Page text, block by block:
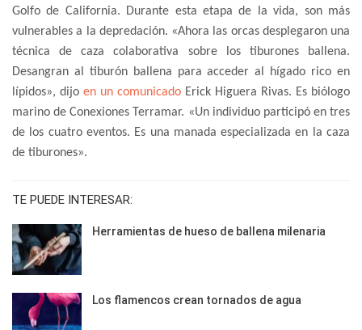
Golfo de California. Durante esta etapa de la vida, son más
vulnerables a la depredación. «Ahora las orcas desplegaron una
técnica de caza colaborativa sobre los tiburones ballena.
Desangran al tiburón ballena para acceder al hígado rico en
lípidos», dijo en un comunicado Erick Higuera Rivas. Es biólogo
marino de Conexiones Terramar. «Un individuo participó en tres
de los cuatro eventos. Es una manada especializada en la caza
de tiburones».
TE PUEDE INTERESAR:
Herramientas de hueso de ballena milenaria
Los flamencos crean tornados de agua